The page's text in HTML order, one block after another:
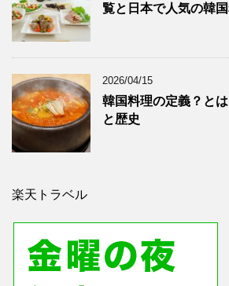
覧と日本で人気の韓
2026/04/15
韓国料理の定義？と
と歴史
楽天トラベル